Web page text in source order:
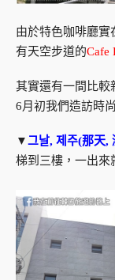
由於特色咖啡廳實
有天空步道的Cafe
其實還有一間比較
6月初我們造訪時
▼그날, 제주(那天,
梯到三樓，一出來